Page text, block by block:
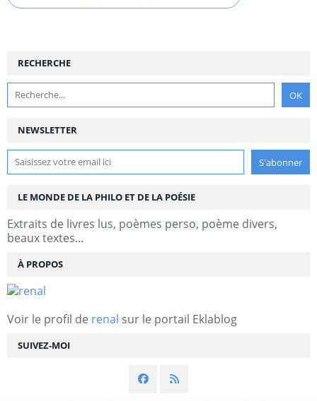
NEWSLETTER
SUIVEZ-MOI
RECHERCHE
LE MONDE DE LA PHILO ET DE LA POÉSIE
Extraits de livres lus, poèmes perso, poème divers,
beaux textes...
À PROPOS
Voir le profil de renal sur le portail Eklablog